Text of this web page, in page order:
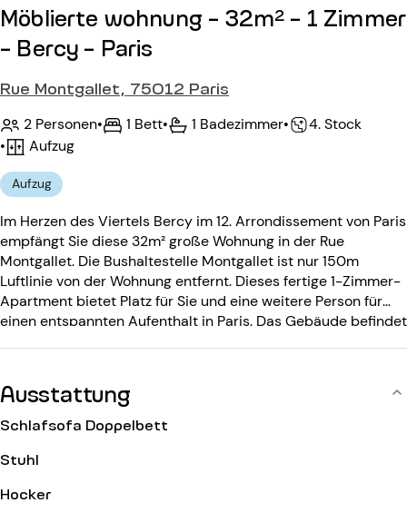
Möblierte wohnung - 32m² - 1 Zimmer
- Bercy - Paris
Rue Montgallet, 75012 Paris
2 Personen• 1 Bett• 1 Badezimmer•
4. Stock
•
Aufzug
Aufzug
Im Herzen des Viertels Bercy im 12. Arrondissement von Paris
empfängt Sie diese 32m² große Wohnung in der Rue
Montgallet. Die Bushaltestelle Montgallet ist nur 150m
Luftlinie von der Wohnung entfernt. Dieses fertige 1-Zimmer-
Apartment bietet Platz für Sie und eine weitere Person für
einen entspannten Aufenthalt in Paris. Das Gebäude befindet
ausgestattet sind, müssen Sie sich nur noch mit Ihren Koffern
einrichten.
Ausstattung
Schlafsofa Doppelbett
Stuhl
Hocker